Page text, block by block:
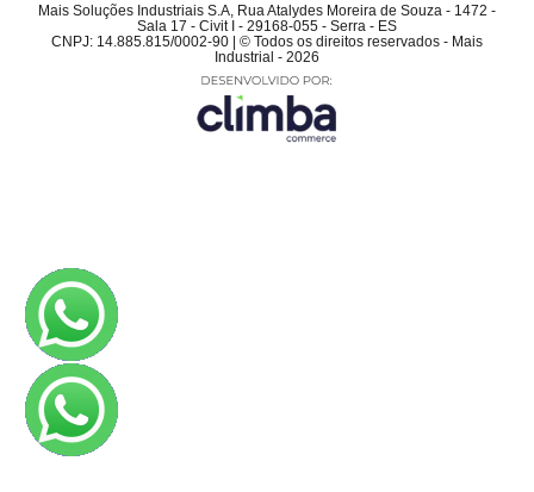
Mais Soluções Industriais S.A, Rua Atalydes Moreira de Souza - 1472 -
Sala 17 - Civit I - 29168-055 - Serra - ES
CNPJ: 14.885.815/0002-90 | © Todos os direitos reservados - Mais
Industrial - 2026